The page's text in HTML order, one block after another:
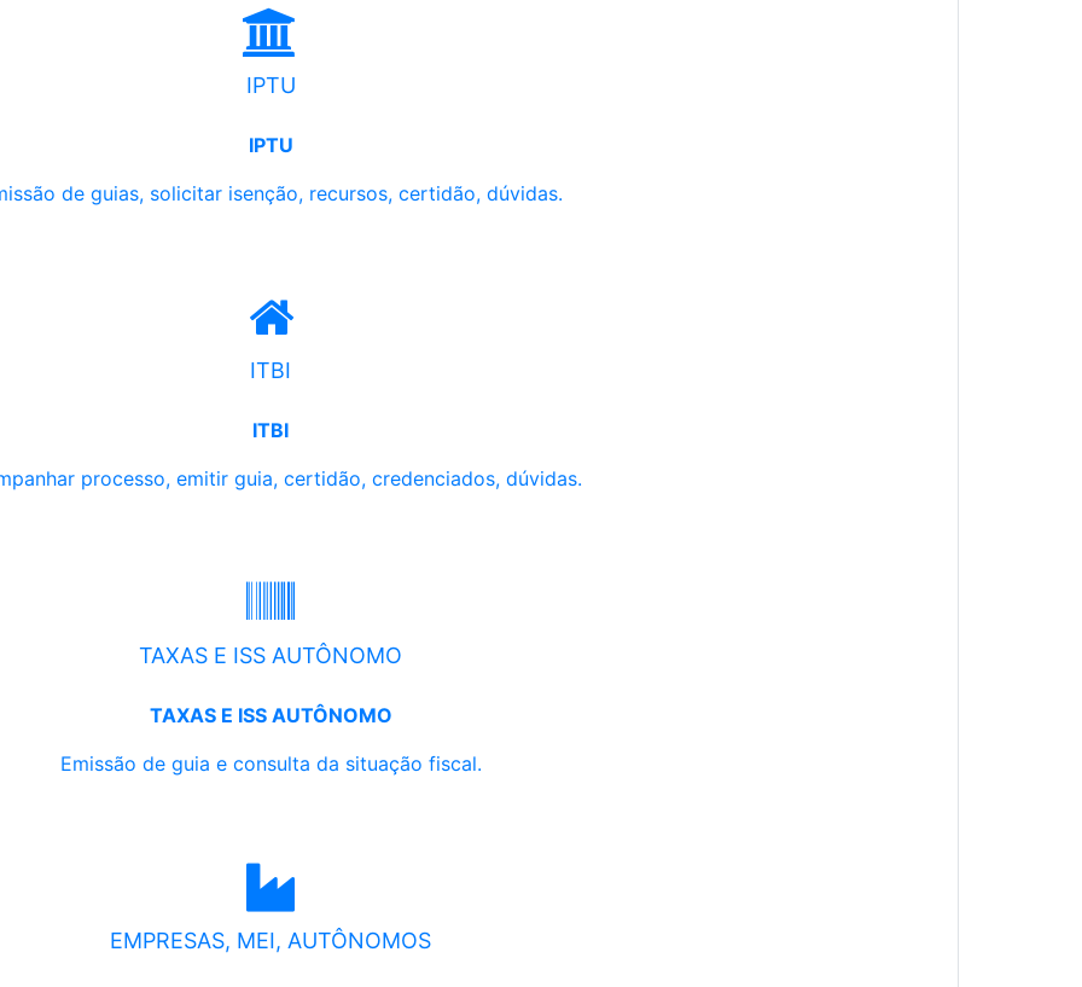
IPTU
IPTU
de guias, solicitar isenção, recursos, certidão, dúvidas.
ITBI
ITBI
processo, emitir guia, certidão, credenciados, dúvidas.
TAXAS E ISS AUTÔNOMO
TAXAS E ISS AUTÔNOMO
Emissão de guia e consulta da situação fiscal.
EMPRESAS, MEI, AUTÔNOMOS